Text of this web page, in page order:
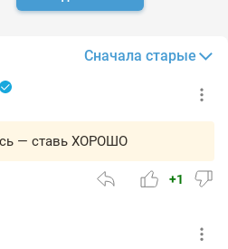
Сначала старые
— ставь ХОРОШО
+1